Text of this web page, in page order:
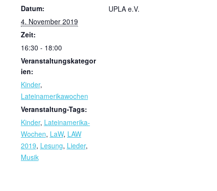
Datum:
4. November 2019
Zeit:
16:30 - 18:00
Veranstaltungskategor
ien:
Kinder,
Lateinamerikawochen
Veranstaltung-Tags:
Kinder, Lateinamerika-
Wochen, LaW, LAW
2019, Lesung, Lieder,
Musik
UPLA e.V.